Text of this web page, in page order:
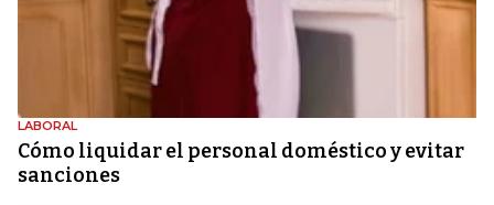
LABORAL
Cómo liquidar el personal doméstico y evitar
sanciones